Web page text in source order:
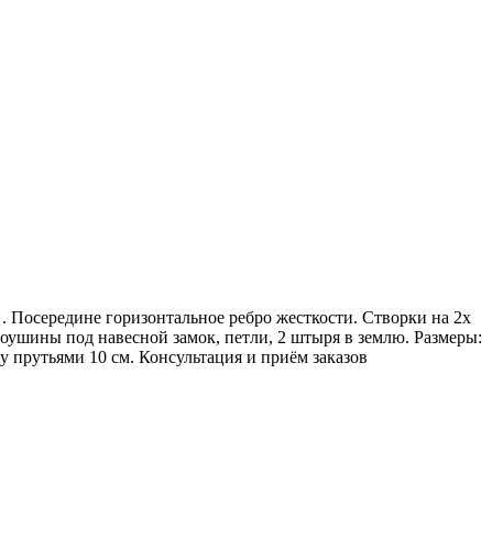
горизонтальное ребро жесткости. Створки на 2х
под навесной замок, петли, 2 штыря в землю. Размеры:
10 см. Консультация и приём заказов